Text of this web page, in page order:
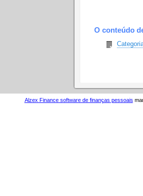
O conteúdo
Alzex Finance software de finanças pessoais